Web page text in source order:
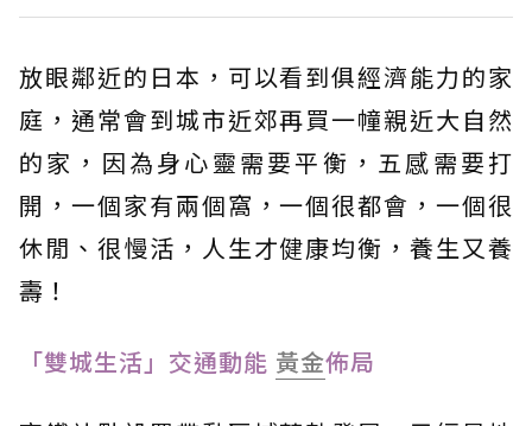
放眼鄰近的日本，可以看到俱經濟能力的家
庭，通常會到城市近郊再買一幢親近大自然
的家，因為身心靈需要平衡，五感需要打
開，一個家有兩個窩，一個很都會，一個很
休閒、很慢活，人生才健康均衡，養生又養
壽！
「雙城生活」交通動能 黃金佈局